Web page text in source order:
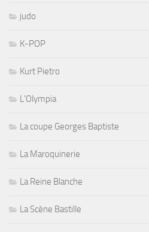
judo
K-POP
Kurt Pietro
L'Olympia
La coupe Georges Baptiste
La Maroquinerie
La Reine Blanche
La Scène Bastille